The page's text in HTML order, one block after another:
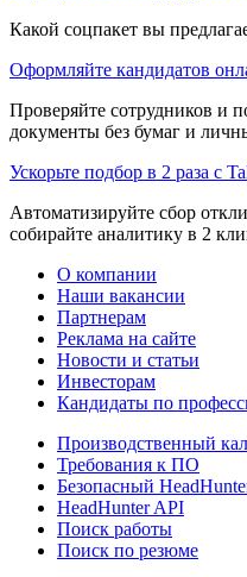
Какой соцпакет вы
Оформляйте кандидатов
Проверяйте сотрудников и
документы без бумаг и
Ускорьте подбор в 2 раза с
Автоматизируйте сбор
собирайте аналитику в 2
О компании
Наши вакансии
Партнерам
Реклама на сайте
Новости и статьи
Инвесторам
Кандидаты по
Производственный
Требования к ПО
Безопасный
HeadHunter API
Поиск работы
Поиск по резюме